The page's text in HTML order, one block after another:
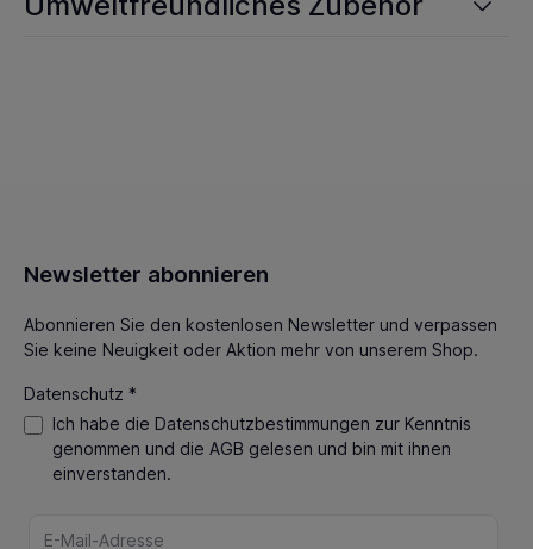
Newsletter abonnieren
Abonnieren Sie den kostenlosen Newsletter und verpassen
Sie keine Neuigkeit oder Aktion mehr von unserem Shop.
Datenschutz *
Ich habe die Datenschutzbestimmungen zur Kenntnis
genommen und die AGB gelesen und bin mit ihnen
einverstanden.